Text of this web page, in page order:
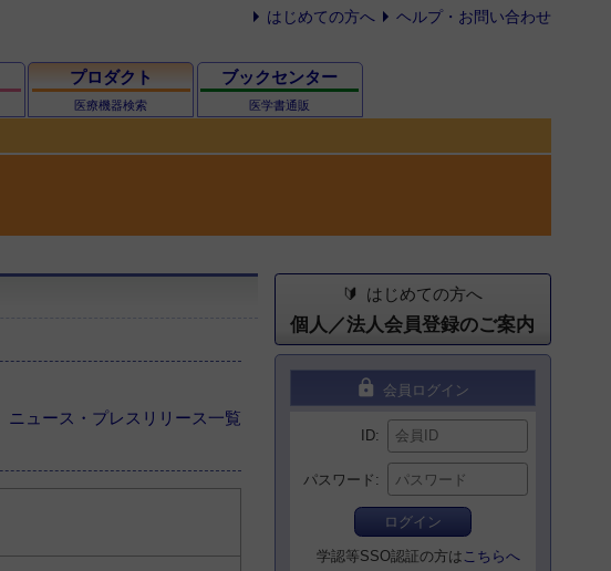
はじめての方へ ヘルプ・お問い合わせ
プロダクト
医療機器検索
ブックセンター
医学書通販
ニュース・プレスリリース一覧
はじめての方へ
個人／法人会員登録のご案内
lock 会員ログイン
ID
パスワード
ログイン
学認等SSO認証の方は こちらへ